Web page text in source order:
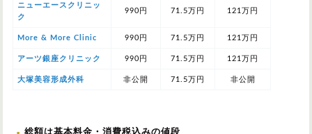
ニューエースクリニッ
ク
990円 71.5万円 121万円
More & More Clinic 990円 71.5万円 121万円
アーツ銀座クリニック 990円 71.5万円 121万円
大塚美容形成外科 非公開 71.5万円 非公開
総額は基本料金・消費税込みの値段